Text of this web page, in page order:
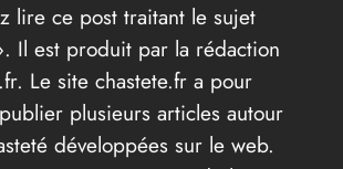
lire ce post traitant le sujet
Il est produit par la rédaction
Le site chastete.fr a pour
plusieurs articles autour
développées sur le web.